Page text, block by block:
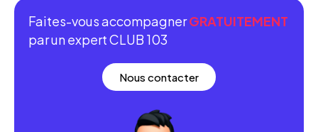
Faites-vous accompagnerGRATUITEMENT
par un expert CLUB 103
Nous contacter